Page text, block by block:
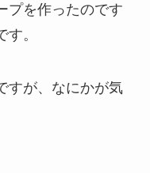
プを作ったのです
。
すが、なにかが気